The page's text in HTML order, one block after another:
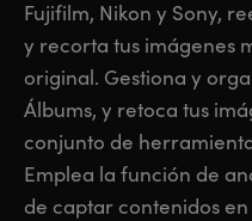
Fujifilm, Nikon y Sony,
y recorta tus imágenes
original. Gestiona y
Álbums, y retoca tus
conjunto de
Emplea la función de
de captar contenidos